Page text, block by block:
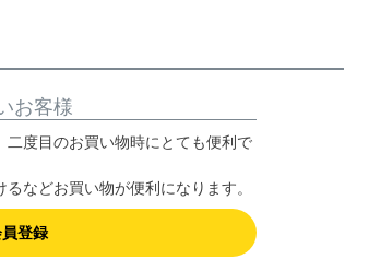
お客様
度目のお買い物時にとても便利で
などお買い物が便利になります。
登録